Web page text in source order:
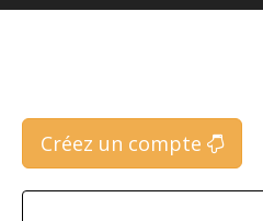
Créez un compte